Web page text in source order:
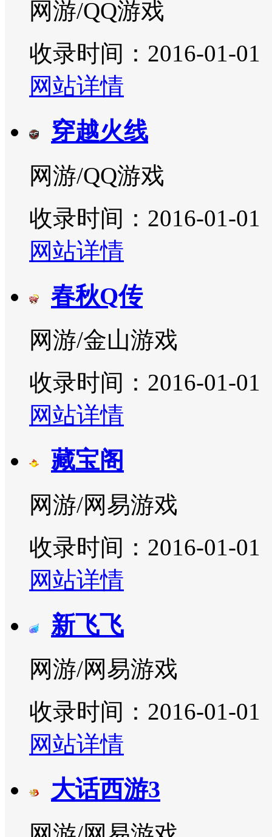
网游/QQ游戏
收录时间：2016-01-01
网站详情
穿越火线
网游/QQ游戏
收录时间：2016-01-01
网站详情
春秋Q传
网游/金山游戏
收录时间：2016-01-01
网站详情
藏宝阁
网游/网易游戏
收录时间：2016-01-01
网站详情
新飞飞
网游/网易游戏
收录时间：2016-01-01
网站详情
大话西游3